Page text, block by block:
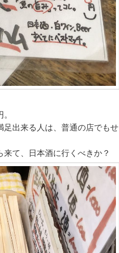
出来る人は、普通の店でもせ
て、日本酒に行くべきか？